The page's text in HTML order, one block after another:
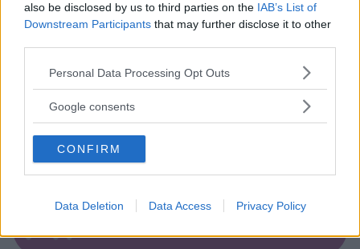
also be disclosed by us to third parties on the IAB’s List of
Downstream Participants that may further disclose it to other
Please note that this website/app uses one or more Google
not limited to your visit or usage behaviour. You may click to
use your data for below specified purposes in below Google
consent section.
Personal Data Processing Opt Outs
Google consents
CONFIRM
Data Deletion Data Access Privacy Policy
Kinderheim